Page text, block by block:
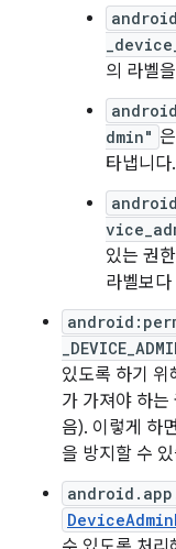
의 라벨
dmin"
타냅니다.
있는 권
라벨보
있도록 하기 위
가 가져야 하
음). 이렇게 하
을 방지할 수